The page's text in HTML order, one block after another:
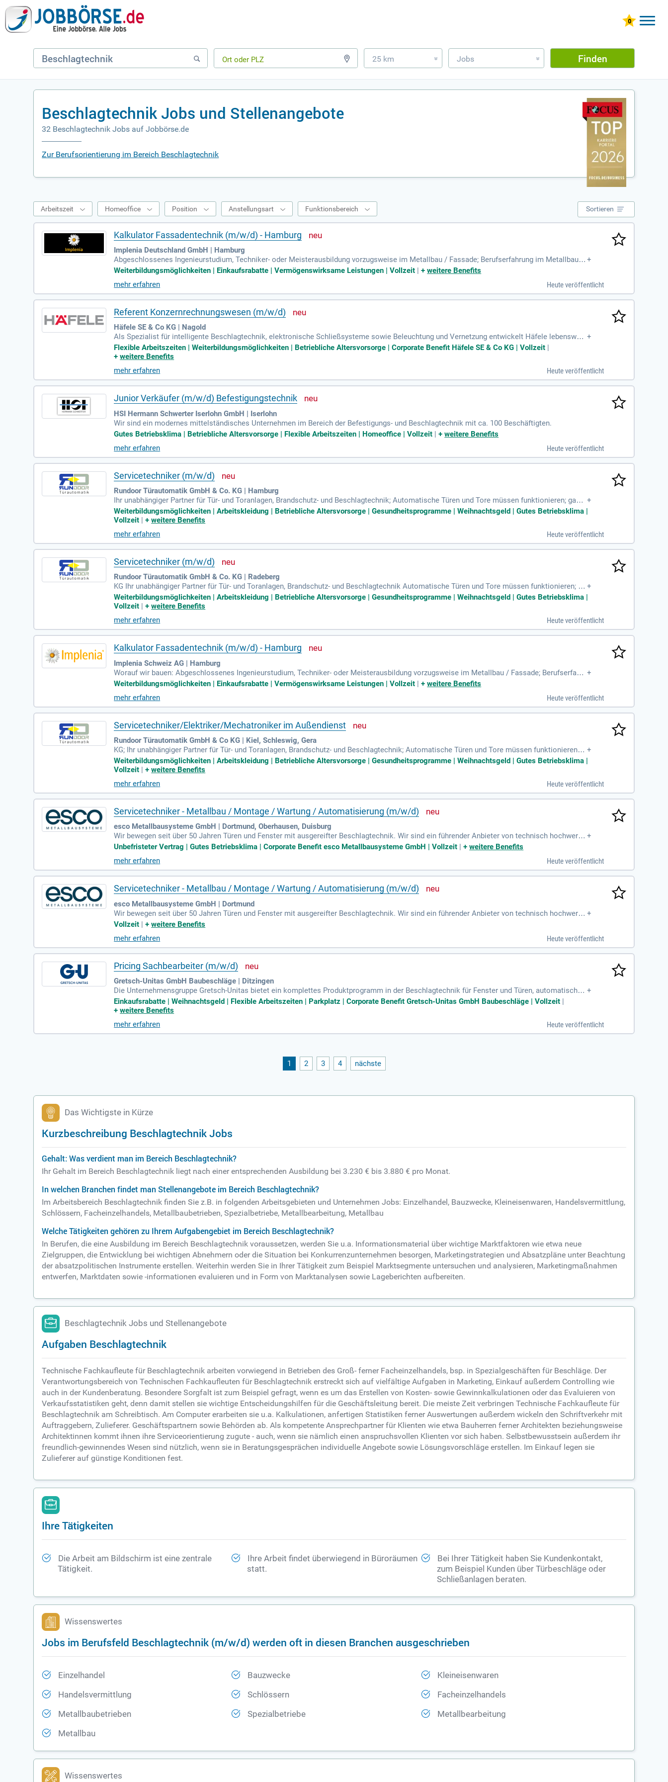
25 km » Jobs » Finden
Beschlagtechnik Jobs und Stellenangebote
32 Beschlagtechnik Jobs auf Jobbörse.de
Zur Berufsorientierung im Bereich Beschlagtechnik
Arbeitszeit Homeoffice Position Anstellungsart Funktionsbereich Sortieren
Kalkulator Fassadentechnik (m/w/d) - Hamburg
Implenia Deutschland GmbH | Hamburg
Abgeschlossenes Ingenieurstudium, Techniker- oder Meisterausbildung vorzugsweise im Metallbau / Fassade; Berufserfahrung im Metallbau; K
enntnisse von Systemmaterialien; Kenntnisse von Beschlagtechnik für Fassaden und Türen; Kalkulationserfahrung bei Großprojekten
+
Weiterbildungsmöglichkeiten | Einkaufsrabatte | Vermögenswirksame Leistungen | Vollzeit |+weitere Benefits
mehr erfahren
Heute veröffentlicht
Referent Konzernrechnungswesen (m/w/d)
Häfele SE & Co KG | Nagold
Als Spezialist für intelligente Beschlagtechnik, elektronische Schließsysteme sowie Beleuchtung und Vernetzung entwickelt Häfele lebenswert
e und nachhaltige Raumkonzepte für die Wohn- und Arbeitswelten von morgen.
+
Flexible Arbeitszeiten | Weiterbildungsmöglichkeiten | Betriebliche Altersvorsorge | Corporate Benefit Häfele SE & Co KG | Vollzeit
+weitere Benefits
mehr erfahren
Heute veröffentlicht
Junior Verkäufer (m/w/d) Befestigungstechnik
HSI Hermann Schwerter Iserlohn GmbH | Iserlohn
Wir sind ein modernes mittelständisches Unternehmen im Bereich der Befestigungs- und Beschlagtechnik mit ca. 100 Beschäftigten.
Gutes Betriebsklima | Betriebliche Altersvorsorge | Flexible Arbeitszeiten | Homeoffice | Vollzeit |+weitere Benefits
mehr erfahren
Heute veröffentlicht
Servicetechniker (m/w/d)
Rundoor Türautomatik GmbH & Co. KG | Hamburg
Ihr unabhängiger Partner für Tür- und Toranlagen, Brandschutz- und Beschlagtechnik; Automatische Türen und Tore müssen funktionieren; ganz
gleich ob in der Industrie oder im Großhandel.
+
Weiterbildungsmöglichkeiten | Arbeitskleidung | Betriebliche Altersvorsorge | Gesundheitsprogramme | Weihnachtsgeld | Gutes Betriebsklima |
Vollzeit |+weitere Benefits
mehr erfahren
Heute veröffentlicht
Servicetechniker (m/w/d)
Rundoor Türautomatik GmbH & Co. KG | Radeberg
KG Ihr unabhängiger Partner für Tür- und Toranlagen, Brandschutz- und Beschlagtechnik Automatische Türen und Tore müssen funktionieren; ga
nz gleich ob in der Industrie oder im Großhandel.
+
Weiterbildungsmöglichkeiten | Arbeitskleidung | Betriebliche Altersvorsorge | Gesundheitsprogramme | Weihnachtsgeld | Gutes Betriebsklima |
Vollzeit |+weitere Benefits
mehr erfahren
Heute veröffentlicht
Kalkulator Fassadentechnik (m/w/d) - Hamburg
Implenia Schweiz AG | Hamburg
Worauf wir bauen: Abgeschlossenes Ingenieurstudium, Techniker- oder Meisterausbildung vorzugsweise im Metallbau / Fassade; Berufserfahr
ung im Metallbau; Kenntnisse von Systemmaterialien; Kenntnisse von Beschlagtechnik für Fassaden und Türen; Kalkulationserfahrung
+
Weiterbildungsmöglichkeiten | Einkaufsrabatte | Vermögenswirksame Leistungen | Vollzeit |+weitere Benefits
mehr erfahren
Heute veröffentlicht
Servicetechniker/Elektriker/Mechatroniker im Außendienst
Rundoor Türautomatik GmbH & Co KG | Kiel, Schleswig, Gera
KG; Ihr unabhängiger Partner für Tür- und Toranlagen, Brandschutz- und Beschlagtechnik; Automatische Türen und Tore müssen funktionieren –
ganz gleich ob in der Industrie oder im Großhandel.
+
Weiterbildungsmöglichkeiten | Arbeitskleidung | Betriebliche Altersvorsorge | Gesundheitsprogramme | Weihnachtsgeld | Gutes Betriebsklima |
Vollzeit |+weitere Benefits
mehr erfahren
Heute veröffentlicht
Servicetechniker - Metallbau / Montage / Wartung / Automatisierung (m/w/d)
esco Metallbausysteme GmbH | Dortmund, Oberhausen, Duisburg
Wir bewegen seit über 50 Jahren Türen und Fenster mit ausgereifter Beschlagtechnik. Wir sind ein führender Anbieter von technisch hochwertig
en Produktlösungen.
+
Unbefristeter Vertrag | Gutes Betriebsklima | Corporate Benefit esco Metallbausysteme GmbH | Vollzeit |+weitere Benefits
mehr erfahren
Heute veröffentlicht
Servicetechniker - Metallbau / Montage / Wartung / Automatisierung (m/w/d)
esco Metallbausysteme GmbH | Dortmund
Wir bewegen seit über 50 Jahren Türen und Fenster mit ausgereifter Beschlagtechnik. Wir sind ein führender Anbieter von technisch hochwertig
en Produktlösungen.
+
Vollzeit |+weitere Benefits
mehr erfahren
Heute veröffentlicht
Pricing Sachbearbeiter (m/w/d)
Gretsch-Unitas GmbH Baubeschläge | Ditzingen
Die Unternehmensgruppe Gretsch-Unitas bietet ein komplettes Produktprogramm in der Beschlagtechnik für Fenster und Türen, automatische
Eingangssysteme sowie Elektronik- und Sicherheitstechnik.
+
Einkaufsrabatte | Weihnachtsgeld | Flexible Arbeitszeiten | Parkplatz | Corporate Benefit Gretsch-Unitas GmbH Baubeschläge | Vollzeit |
+weitere Benefits
mehr erfahren
Heute veröffentlicht
1 2 3 4 nächste
Das Wichtigste in Kürze
Kurzbeschreibung Beschlagtechnik Jobs
Gehalt: Was verdient man im Bereich Beschlagtechnik?
Ihr Gehalt im Bereich Beschlagtechnik liegt nach einer entsprechenden Ausbildung bei 3.230 € bis 3.880 € pro Monat.
In welchen Branchen findet man Stellenangebote im Bereich Beschlagtechnik?
Im Arbeitsbereich Beschlagtechnik finden Sie z.B. in folgenden Arbeitsgebieten und Unternehmen Jobs: Einzelhandel, Bauzwecke, Kleineisenwaren, Handelsvermittlung,
Schlössern, Facheinzelhandels, Metallbaubetrieben, Spezialbetriebe, Metallbearbeitung, Metallbau
Welche Tätigkeiten gehören zu Ihrem Aufgabengebiet im Bereich Beschlagtechnik?
In Berufen, die eine Ausbildung im Bereich Beschlagtechnik voraussetzen, werden Sie u.a. Informationsmaterial über wichtige Marktfaktoren wie etwa neue
Zielgruppen, die Entwicklung bei wichtigen Abnehmern oder die Situation bei Konkurrenzunternehmen besorgen, Marketingstrategien und Absatzpläne unter Beachtung
der absatzpolitischen Instrumente erstellen. Weiterhin werden Sie in Ihrer Tätigkeit zum Beispiel Marktsegmente untersuchen und analysieren, Marketingmaßnahmen
entwerfen, Marktdaten sowie -informationen evaluieren und in Form von Marktanalysen sowie Lageberichten aufbereiten.
Beschlagtechnik Jobs und Stellenangebote
Aufgaben Beschlagtechnik
Technische Fachkaufleute für Beschlagtechnik arbeiten vorwiegend in Betrieben des Groß- ferner Facheinzelhandels, bsp. in Spezialgeschäften für Beschläge. Der
Verantwortungsbereich von Technischen Fachkaufleuten für Beschlagtechnik erstreckt sich auf vielfältige Aufgaben in Marketing, Einkauf außerdem Controlling wie
auch in der Kundenberatung. Besondere Sorgfalt ist zum Beispiel gefragt, wenn es um das Erstellen von Kosten- sowie Gewinnkalkulationen oder das Evaluieren von
Verkaufsstatistiken geht, denn damit stellen sie wichtige Entscheidungshilfen für die Geschäftsleitung bereit. Die meiste Zeit verbringen Technische Fachkaufleute für
Beschlagtechnik am Schreibtisch. Am Computer erarbeiten sie u.a. Kalkulationen, anfertigen Statistiken ferner Auswertungen außerdem wickeln den Schriftverkehr mit
Auftraggebern, Zulieferer. Geschäftspartnern sowie Behörden ab. Als kompetente Ansprechpartner für Klienten wie etwa Bauherren ferner Architekten beziehungsweise
Architektinnen kommt ihnen ihre Serviceorientierung zugute - auch, wenn sie nämlich einen anspruchsvollen Klienten vor sich haben. Selbstbewusstsein außerdem ihr
freundlich-gewinnendes Wesen sind nützlich, wenn sie in Beratungsgesprächen individuelle Angebote sowie Lösungsvorschläge erstellen. Im Einkauf legen sie
Zulieferer auf günstige Konditionen fest.
Ihre Tätigkeiten
Die Arbeit am Bildschirm ist eine zentrale
Tätigkeit.
Ihre Arbeit findet überwiegend in Büroräumen
statt.
Bei Ihrer Tätigkeit haben Sie Kundenkontakt,
zum Beispiel Kunden über Türbeschläge oder
Schließanlagen beraten.
Wissenswertes
Jobs im Berufsfeld Beschlagtechnik (m/w/d) werden oft in diesen Branchen ausgeschrieben
Einzelhandel Bauzwecke Kleineisenwaren
Handelsvermittlung Schlössern Facheinzelhandels
Metallbaubetrieben Spezialbetriebe Metallbearbeitung
Metallbau
Wissenswertes